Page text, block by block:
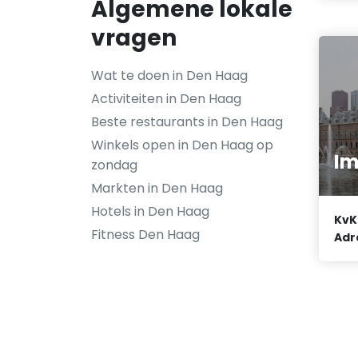
Algemene lokale
vragen
Wat te doen in Den Haag
Activiteiten in Den Haag
Beste restaurants in Den Haag
Winkels open in Den Haag op
zondag
Markten in Den Haag
Hotels in Den Haag
Fitness Den Haag